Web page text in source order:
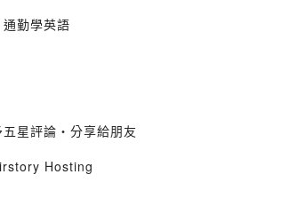
勤學英語
星評論・分享給朋友
Hosting